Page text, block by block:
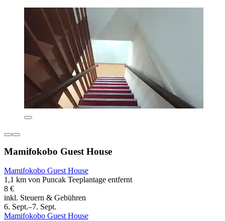
Mamifokobo Guest House
Mamifokobo Guest House
1,1 km von Puncak Teeplantage entfernt
8 €
inkl. Steuern & Gebühren
6. Sept.–7. Sept.
Mamifokobo Guest House